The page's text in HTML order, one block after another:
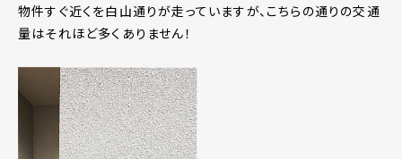
物件すぐ近くを白山通りが走っていますが、こちらの通りの交通
量はそれほど多くありません！